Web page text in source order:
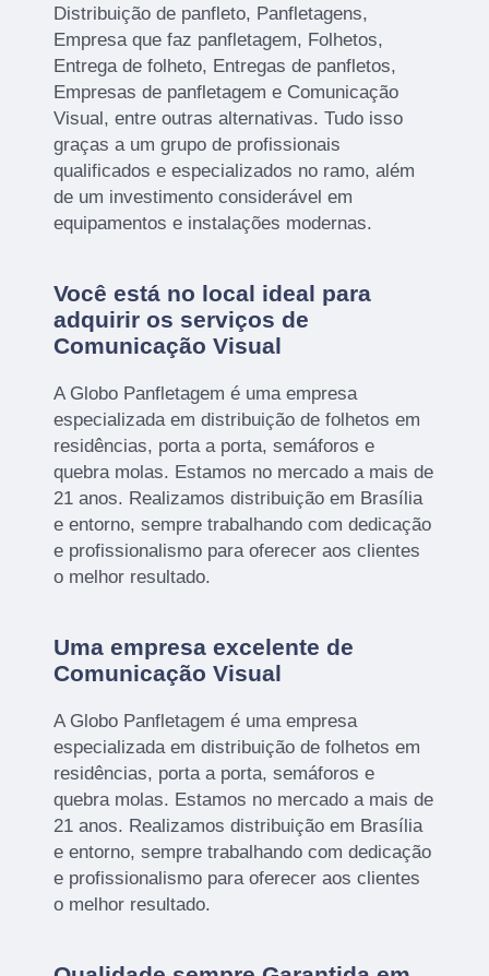
Distribuição de panfleto, Panfletagens,
Empresa que faz panfletagem, Folhetos,
Entrega de folheto, Entregas de panfletos,
Empresas de panfletagem e Comunicação
Visual, entre outras alternativas. Tudo isso
graças a um grupo de profissionais
qualificados e especializados no ramo, além
de um investimento considerável em
equipamentos e instalações modernas.
Você está no local ideal para
adquirir os serviços de
Comunicação Visual
A Globo Panfletagem é uma empresa
especializada em distribuição de folhetos em
residências, porta a porta, semáforos e
quebra molas. Estamos no mercado a mais de
21 anos. Realizamos distribuição em Brasília
e entorno, sempre trabalhando com dedicação
e profissionalismo para oferecer aos clientes
o melhor resultado.
Uma empresa excelente de
Comunicação Visual
A Globo Panfletagem é uma empresa
especializada em distribuição de folhetos em
residências, porta a porta, semáforos e
quebra molas. Estamos no mercado a mais de
21 anos. Realizamos distribuição em Brasília
e entorno, sempre trabalhando com dedicação
e profissionalismo para oferecer aos clientes
o melhor resultado.